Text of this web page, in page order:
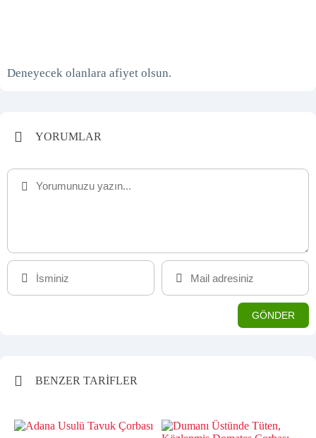
Deneyecek olanlara afiyet olsun.
YORUMLAR
BENZER TARİFLER